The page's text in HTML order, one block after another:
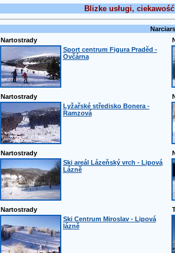
Blizke usługi,
Nartostrady
Sport centrum Figura Praděd -
Ovčárna
Nartostrady
Lyžařské středisko Bonera -
Ramzová
Nartostrady
Ski areál Lázeňský vrch - Lipová
Lázně
Nartostrady
Ski Centrum Miroslav - Lipová
lázně